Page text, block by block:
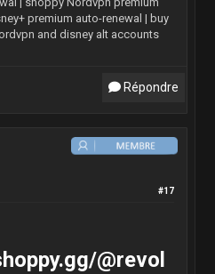
premium auto-renewal | buy
and disney alt accounts
Répondre
#17
@revol